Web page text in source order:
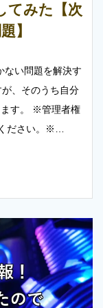
てみた【次
】
ない問題を解決す
、そのうち自分
ます。 ※管理者権
ださい。※…